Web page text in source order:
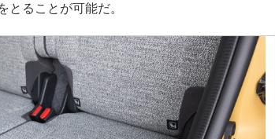
とることが可能だ。